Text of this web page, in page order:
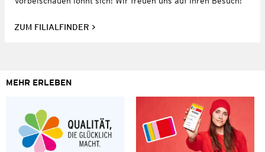
ZUM FILIALFINDER
MEHR ERLEBEN